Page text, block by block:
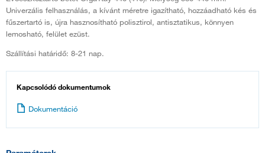
Univerzális felhasználás, a kívánt méretre igazítható, hozzáadható kés és
fűszertartó is, újra hasznosítható polisztirol, antisztatikus, könnyen
lemosható, felület ezüst.
Szállítási határidő: 8-21 nap.
Kapcsolódó dokumentumok
Dokumentáció